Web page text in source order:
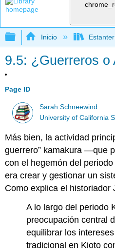
Expandir/contraer
Inicio
9.5: ¿Guerreros o
Page ID
Sarah Schneewind
University of California
Más bien, la actividad
guerrero” kamakura —que
con el hegemón del
era crear y gestionar un
Como explica el historiador
A lo largo del periodo
preocupación central
equilibrar los
tradicional en Kioto